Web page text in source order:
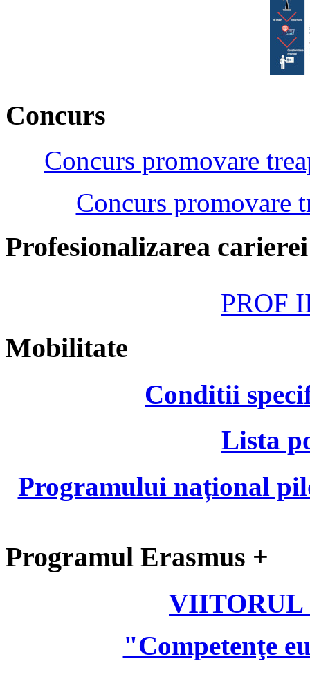
Concurs
Concurs promovare
Concurs promovare
Profesionalizarea
PROF
Mobilitate
Conditii
Lista
Programului național
Programul Erasmus +
VIITORUL
"Competenţe